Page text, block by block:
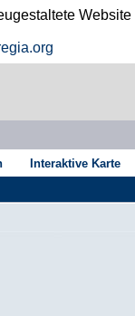
Website
Interaktive Karte